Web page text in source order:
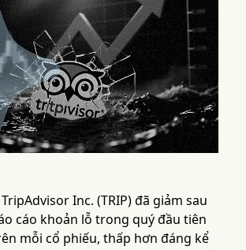
Inc. (TRIP) đã giảm sau
cáo khoản lỗ trong quý đầu tiên
mỗi cổ phiếu, thấp hơn đáng kể